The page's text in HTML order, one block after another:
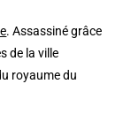
. Assassiné grâce
de la ville
royaume du